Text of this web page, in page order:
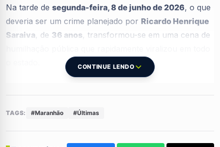
Na tarde de segunda-feira, 8 de junho de 2026, o que
deveria ser um crime planejado por Ricardo Henrique
Saraiva, de 36 anos, transformou-se em uma cena de
de uma mercearia local estava ausente para tentar
invadir o estabelecimento. O objetivo deRicardo
Henrique Saraivaera claro: acessar o interior do
CONTINUE LENDO
TAGS: #Maranhão #Últimas